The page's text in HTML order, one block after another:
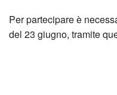
Per partecipare è
del 23 giugno, tramite